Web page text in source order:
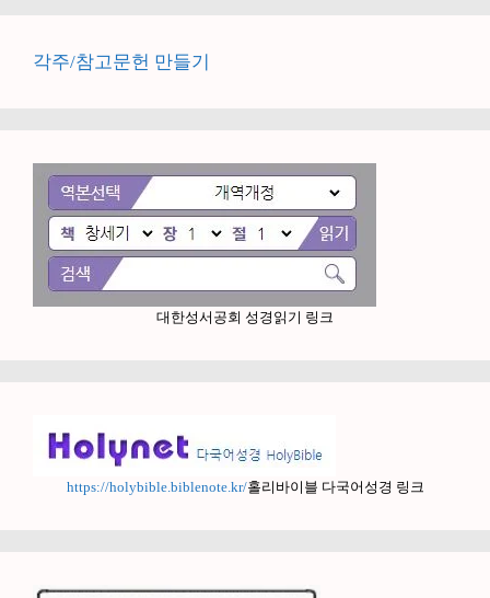
각주/참고문헌 만들기
대한성서공회 성경읽기 링크
https://holybible.biblenote.kr/홀리바이블 다국어성경 링크